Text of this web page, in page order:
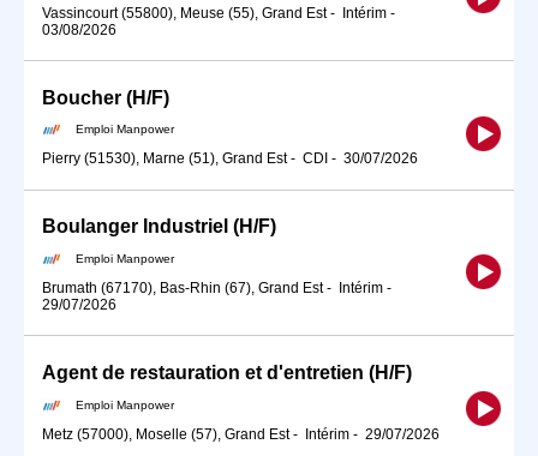
Vassincourt (55800), Meuse (55), Grand Est- Intérim -
03/08/2026
Boucher (H/F)
Emploi Manpower
Pierry (51530), Marne (51), Grand Est- CDI - 30/07/2026
Boulanger Industriel (H/F)
Emploi Manpower
Brumath (67170), Bas-Rhin (67), Grand Est- Intérim -
29/07/2026
Agent de restauration et d'entretien (H/F)
Emploi Manpower
Metz (57000), Moselle (57), Grand Est- Intérim - 29/07/2026